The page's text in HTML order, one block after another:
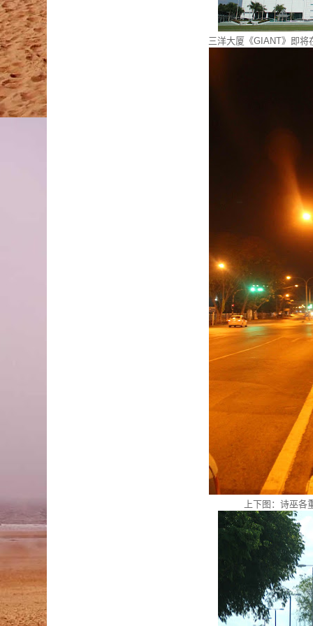
三洋大厦《GIANT》即将
上下图：诗巫各